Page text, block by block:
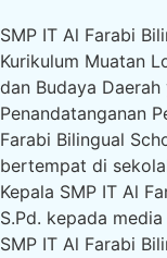
SMP IT Al Farabi
Kurikulum Muatan
dan Budaya
Penandatanganan
Farabi Bilingual
bertempat di
Kepala SMP IT Al
S.Pd. kepada
SMP IT Al Farabi